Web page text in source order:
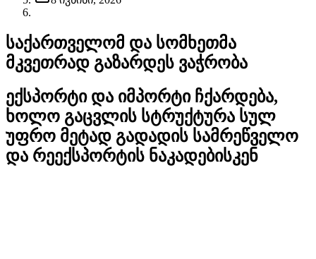
საქართველომ და სომხეთმა
მკვეთრად გაზარდეს ვაჭრობა
ექსპორტი და იმპორტი ჩქარდება,
ხოლო გაცვლის სტრუქტურა სულ
უფრო მეტად გადადის სამრეწველო
და რეექსპორტის ნაკადებისკენ